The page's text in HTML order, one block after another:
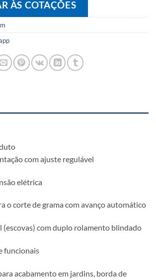
ÀS COTAÇÕES
com ajuste regulável
elétrica
o corte de grama com avanço automático
com duplo rolamento blindado
funcionais
acabamento em jardins, borda de